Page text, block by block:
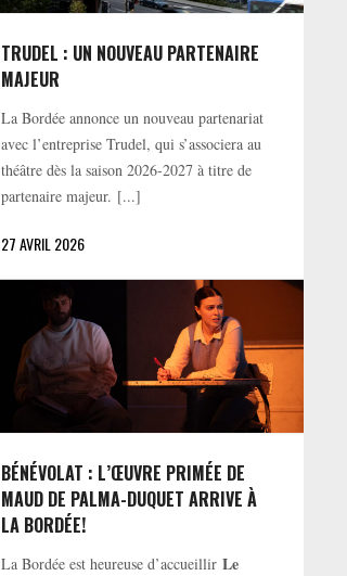
TRUDEL : UN NOUVEAU PARTENAIRE
MAJEUR
La Bordée annonce un nouveau partenariat
avec l’entreprise Trudel, qui s’associera au
théâtre dès la saison 2026-2027 à titre de
partenaire majeur. [...]
27 AVRIL 2026
BÉNÉVOLAT : L’ŒUVRE PRIMÉE DE
MAUD DE PALMA-DUQUET ARRIVE À
LA BORDÉE!
La Bordée est heureuse d’accueillirLe